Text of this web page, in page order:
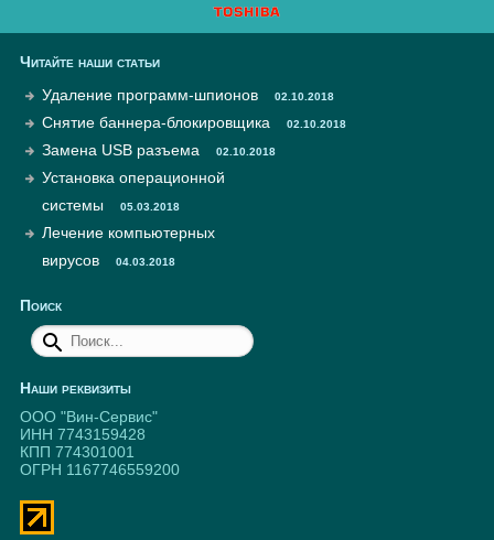
Читайте наши статьи
Удаление программ-шпионов
02.10.2018
Снятие баннера-блокировщика 02.10.2018
Замена USB разъема 02.10.2018
Установка операционной
системы
05.03.2018
Лечение компьютерных
вирусов
04.03.2018
Поиск
Наши реквизиты
ООО "Вин-Сервис"
ИНН 7743159428
КПП 774301001
ОГРН 1167746559200